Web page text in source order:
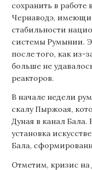
сохранить в работе
Чернаводэ,
стабильности
системы Румынии.
после того, как из-
больше не
реакторов.
В начале недели
скалу Пыржоая,
Дуная в канал Бала.
установка
Бала,
Отметим, кризис